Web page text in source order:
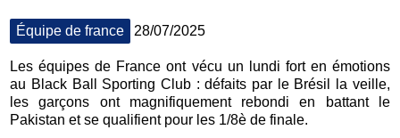
Équipe de france 28/07/2025
Les équipes de France ont vécu un lundi fort en émotions
au Black Ball Sporting Club : défaits par le Brésil la veille,
les garçons ont magnifiquement rebondi en battant le
Pakistan et se qualifient pour les 1/8è de finale.